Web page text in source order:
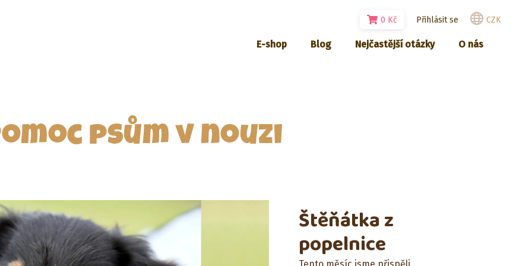
E-shop Blog Nejčastější otázky O nás
0 Kč Přihlásit se CZK
psům v nouzi
Štěňátka z
popelnice